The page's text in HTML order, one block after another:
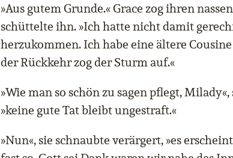
»Aus gutem Grunde.« Grace zog ihren
schüttelte ihn. »Ich hatte nicht damit
herzukommen. Ich habe eine ältere
der Rückkehr zog der Sturm auf.«
»Wie man so schön zu sagen pflegt,
»keine gute Tat bleibt ungestraft.«
»Nun«, sie schnaubte verärgert, »es